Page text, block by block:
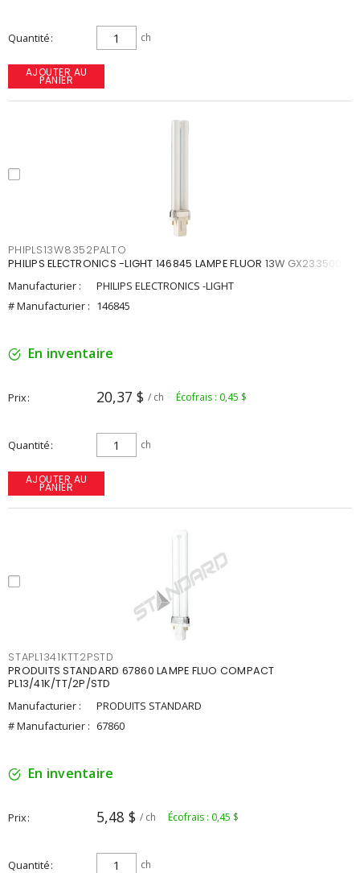
Quantité ch
AJOUTER AU
PANIER
PHIPLS13W8352PALTO
PHILIPS ELECTRONICS -LIGHT 146845 LAMPE FLUOR 13W GX233500K
Manufacturier :
PHILIPS ELECTRONICS -LIGHT
# Manufacturier : 146845
En inventaire
Prix 20,37 $ / ch Écofrais : 0,45 $
Quantité ch
AJOUTER AU
PANIER
STAPL1341KTT2PSTD
PRODUITS STANDARD 67860 LAMPE FLUO COMPACT
PL13/41K/TT/2P/STD
Manufacturier :
PRODUITS STANDARD
# Manufacturier : 67860
En inventaire
Prix 5,48 $ / ch Écofrais : 0,45 $
Quantité ch